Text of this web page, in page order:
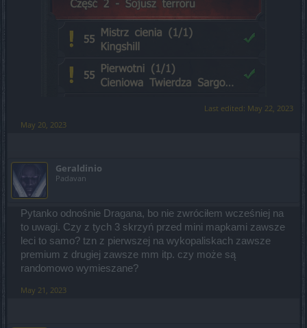
Last edited: May 22, 2023
May 20, 2023
Geraldinio
Padavan
Pytanko odnośnie Dragana, bo nie zwróciłem wcześniej na
to uwagi. Czy z tych 3 skrzyń przed mini mapkami zawsze
leci to samo? tzn z pierwszej na wykopaliskach zawsze
premium z drugiej zawsze mm itp. czy może są
randomowo wymieszane?
May 21, 2023